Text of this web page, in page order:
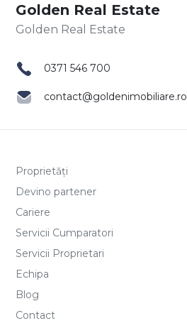
Golden Real Estate
0371 546 700
contact@goldenimobiliare.ro
Proprietăți
Devino partener
Cariere
Servicii Cumparatori
Servicii Proprietari
Echipa
Blog
Contact